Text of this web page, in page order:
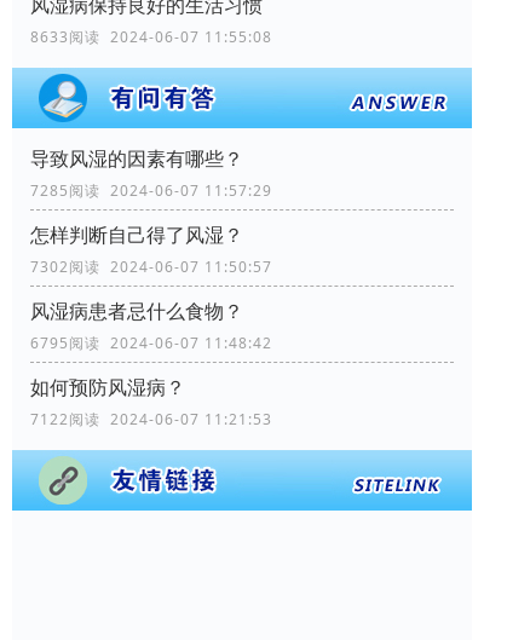
8633阅读 2024-06-07 11:55:08
导致风湿的因素有哪些？
7285阅读 2024-06-07 11:57:29
怎样判断自己得了风湿？
7302阅读 2024-06-07 11:50:57
风湿病患者忌什么食物？
6795阅读 2024-06-07 11:48:42
如何预防风湿病？
7122阅读 2024-06-07 11:21:53